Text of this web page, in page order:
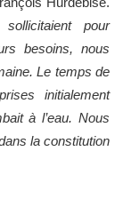
pour
besoins, nous
Le temps de
initialement
à l’eau. Nous
la constitution